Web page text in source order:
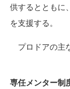
供するとともに
を支援する。
プロドアの主
専任メンター制